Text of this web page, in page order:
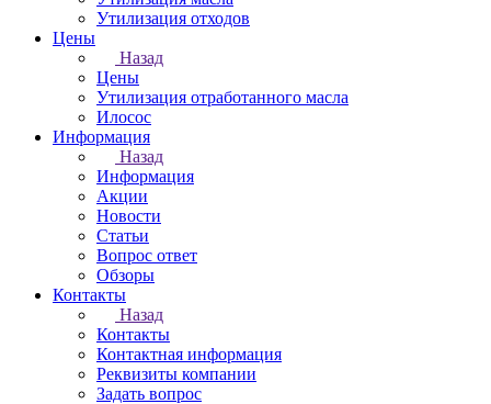
Утилизация отходов
Цены
Назад
Цены
Утилизация отработанного масла
Илосос
Информация
Назад
Информация
Акции
Новости
Статьи
Вопрос ответ
Обзоры
Контакты
Назад
Контакты
Контактная информация
Реквизиты компании
Задать вопрос